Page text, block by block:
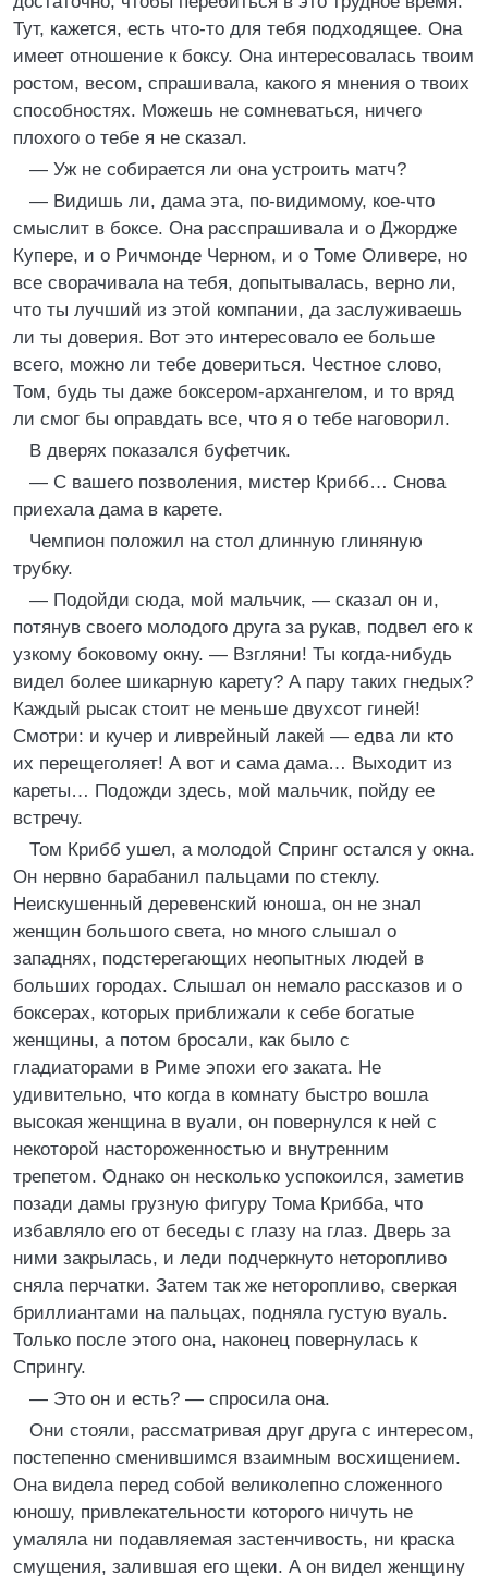
Тут, кажется, есть что-то для тебя подходящее. Она
имеет отношение к боксу. Она интересовалась твоим
ростом, весом, спрашивала, какого я мнения о твоих
способностях. Можешь не сомневаться, ничего
плохого о тебе я не сказал.
— Уж не собирается ли она устроить матч?
— Видишь ли, дама эта, по-видимому, кое-что
смыслит в боксе. Она расспрашивала и о Джордже
Купере, и о Ричмонде Черном, и о Томе Оливере, но
все сворачивала на тебя, допытывалась, верно ли,
что ты лучший из этой компании, да заслуживаешь
ли ты доверия. Вот это интересовало ее больше
всего, можно ли тебе довериться. Честное слово,
Том, будь ты даже боксером-архангелом, и то вряд
ли смог бы оправдать все, что я о тебе наговорил.
В дверях показался буфетчик.
— С вашего позволения, мистер Крибб… Снова
приехала дама в карете.
Чемпион положил на стол длинную глиняную
трубку.
— Подойди сюда, мой мальчик, — сказал он и,
потянув своего молодого друга за рукав, подвел его к
узкому боковому окну. — Взгляни! Ты когда-нибудь
видел более шикарную карету? А пару таких гнедых?
Каждый рысак стоит не меньше двухсот гиней!
Смотри: и кучер и ливрейный лакей — едва ли кто
их перещеголяет! А вот и сама дама… Выходит из
кареты… Подожди здесь, мой мальчик, пойду ее
встречу.
Том Крибб ушел, а молодой Спринг остался у окна.
Он нервно барабанил пальцами по стеклу.
Неискушенный деревенский юноша, он не знал
женщин большого света, но много слышал о
западнях, подстерегающих неопытных людей в
больших городах. Слышал он немало рассказов и о
боксерах, которых приближали к себе богатые
женщины, а потом бросали, как было с
гладиаторами в Риме эпохи его заката. Не
удивительно, что когда в комнату быстро вошла
высокая женщина в вуали, он повернулся к ней с
некоторой настороженностью и внутренним
трепетом. Однако он несколько успокоился, заметив
позади дамы грузную фигуру Тома Крибба, что
избавляло его от беседы с глазу на глаз. Дверь за
ними закрылась, и леди подчеркнуто неторопливо
сняла перчатки. Затем так же неторопливо, сверкая
бриллиантами на пальцах, подняла густую вуаль.
Только после этого она, наконец повернулась к
Спрингу.
— Это он и есть? — спросила она.
Они стояли, рассматривая друг друга с интересом,
постепенно сменившимся взаимным восхищением.
Она видела перед собой великолепно сложенного
юношу, привлекательности которого ничуть не
умаляла ни подавляемая застенчивость, ни краска
смущения, залившая его щеки. А он видел женщину